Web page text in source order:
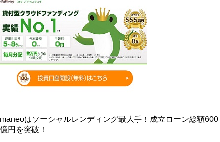
maneoはソーシャルレンディング最大手！成立ローン総額600
億円を突破！